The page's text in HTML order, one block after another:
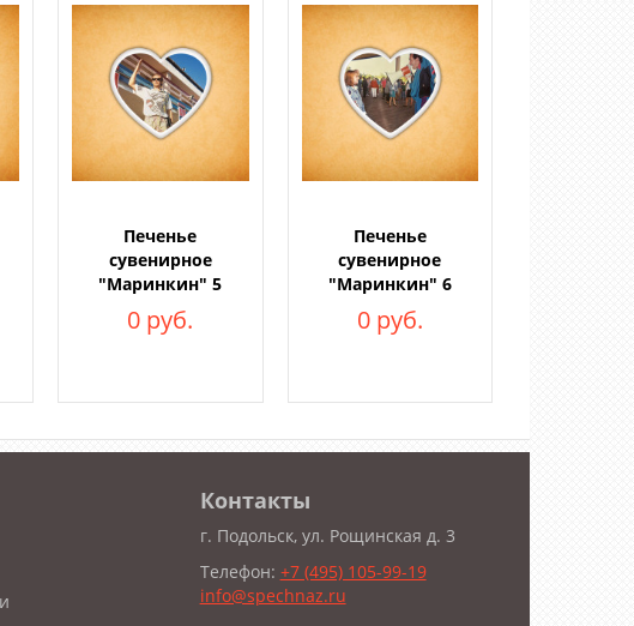
Печенье
сувенирное
"Маринкин" 5
0 руб.
Печенье
сувенирное
"Маринкин" 6
0 руб.
Контакты
г. Подольск, ул. Рощинская д. 3
Телефон: +7 (495) 105-99-19
info@spechnaz.ru